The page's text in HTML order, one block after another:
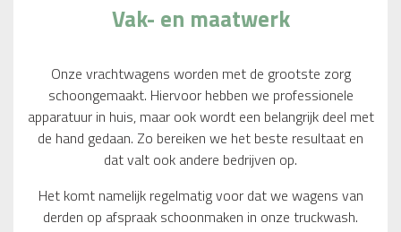
Vak- en maatwerk
Onze vrachtwagens worden met de grootste zorg
schoongemaakt. Hiervoor hebben we professionele
apparatuur in huis, maar ook wordt een belangrijk deel met
de hand gedaan. Zo bereiken we het beste resultaat en
dat valt ook andere bedrijven op.
Het komt namelijk regelmatig voor dat we wagens van
derden op afspraak schoonmaken in onze truckwash.